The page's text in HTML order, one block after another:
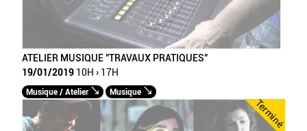
ATELIER MUSIQUE "TRAVAUX PRATIQUES"
19/01/2019 10H › 17H
Musique / Atelier Musique
Terminé